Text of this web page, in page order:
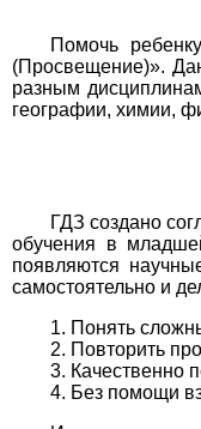
Помочь
(Просвещение)».
разным
географии, химии,
ГДЗ создано
обучения в
появляются
самостоятельно и
Понять
Повторить
Качественно
Без помощи